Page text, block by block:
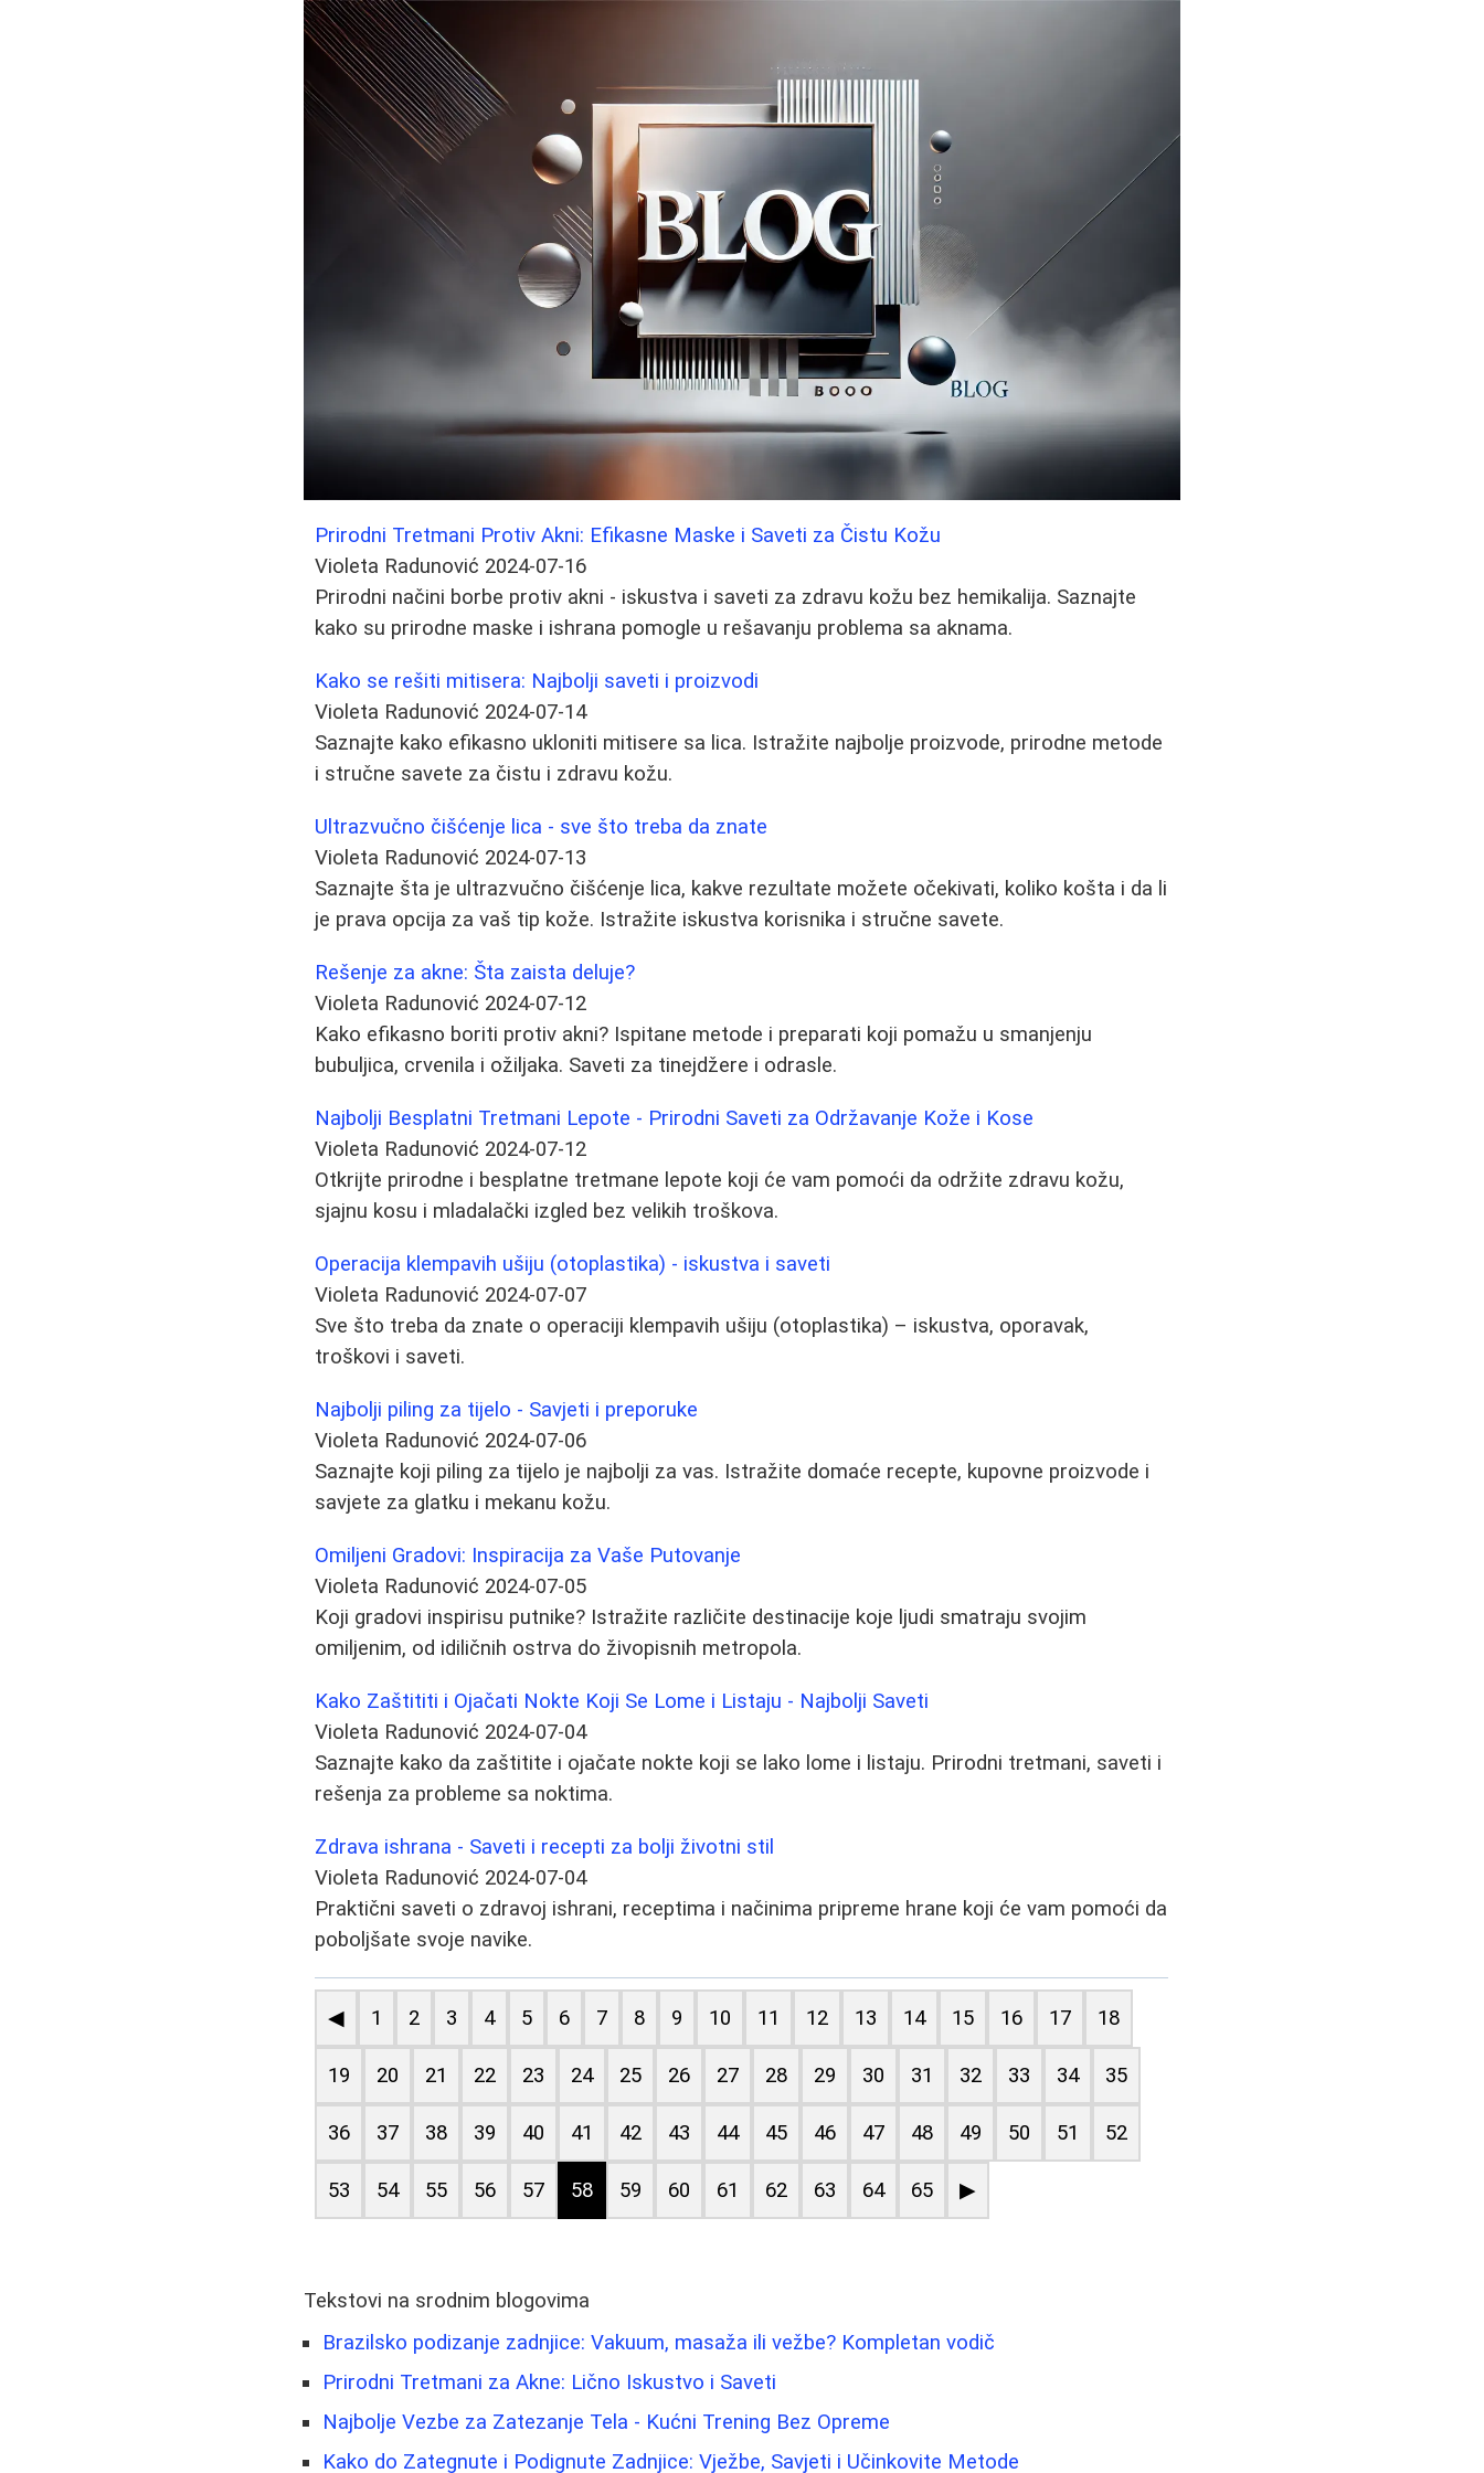
Prirodni Tretmani Protiv Akni: Efikasne Maske i Saveti za Čistu Kožu
Violeta Radunović 2024-07-16
Prirodni načini borbe protiv akni - iskustva i saveti za zdravu kožu bez hemikalija. Saznajte
kako su prirodne maske i ishrana pomogle u rešavanju problema sa aknama.
Kako se rešiti mitisera: Najbolji saveti i proizvodi
Violeta Radunović 2024-07-14
Saznajte kako efikasno ukloniti mitisere sa lica. Istražite najbolje proizvode, prirodne metode
i stručne savete za čistu i zdravu kožu.
Ultrazvučno čišćenje lica - sve što treba da znate
Violeta Radunović 2024-07-13
Saznajte šta je ultrazvučno čišćenje lica, kakve rezultate možete očekivati, koliko košta i da li
je prava opcija za vaš tip kože. Istražite iskustva korisnika i stručne savete.
Rešenje za akne: Šta zaista deluje?
Violeta Radunović 2024-07-12
Kako efikasno boriti protiv akni? Ispitane metode i preparati koji pomažu u smanjenju
bubuljica, crvenila i ožiljaka. Saveti za tinejdžere i odrasle.
Najbolji Besplatni Tretmani Lepote - Prirodni Saveti za Održavanje Kože i Kose
Violeta Radunović 2024-07-12
Otkrijte prirodne i besplatne tretmane lepote koji će vam pomoći da održite zdravu kožu,
sjajnu kosu i mladalački izgled bez velikih troškova.
Operacija klempavih ušiju (otoplastika) - iskustva i saveti
Violeta Radunović 2024-07-07
Sve što treba da znate o operaciji klempavih ušiju (otoplastika) – iskustva, oporavak,
troškovi i saveti.
Najbolji piling za tijelo - Savjeti i preporuke
Violeta Radunović 2024-07-06
Saznajte koji piling za tijelo je najbolji za vas. Istražite domaće recepte, kupovne proizvode i
savjete za glatku i mekanu kožu.
Omiljeni Gradovi: Inspiracija za Vaše Putovanje
Violeta Radunović 2024-07-05
Koji gradovi inspirisu putnike? Istražite različite destinacije koje ljudi smatraju svojim
omiljenim, od idiličnih ostrva do živopisnih metropola.
Kako Zaštititi i Ojačati Nokte Koji Se Lome i Listaju - Najbolji Saveti
Violeta Radunović 2024-07-04
Saznajte kako da zaštitite i ojačate nokte koji se lako lome i listaju. Prirodni tretmani, saveti i
rešenja za probleme sa noktima.
Zdrava ishrana - Saveti i recepti za bolji životni stil
Violeta Radunović 2024-07-04
Praktični saveti o zdravoj ishrani, receptima i načinima pripreme hrane koji će vam pomoći da
poboljšate svoje navike.
◀ 1 2 3 4 5 6 7 8 9 10 11 12 13 14 15 16 17 18
19 20 21 22 23 24 25 26 27 28 29 30 31 32 33 34 35
36 37 38 39 40 41 42 43 44 45 46 47 48 49 50 51 52
53 54 55 56 57 58 59 60 61 62 63 64 65 ▶
Tekstovi na srodnim blogovima
Brazilsko podizanje zadnjice: Vakuum, masaža ili vežbe? Kompletan vodič
Prirodni Tretmani za Akne: Lično Iskustvo i Saveti
Najbolje Vezbe za Zatezanje Tela - Kućni Trening Bez Opreme
Kako do Zategnute i Podignute Zadnjice: Vježbe, Savjeti i Učinkovite Metode